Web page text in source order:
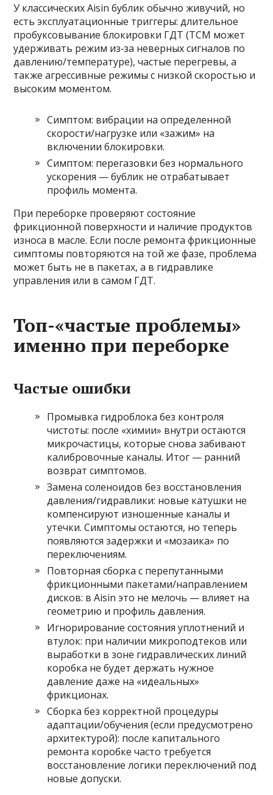
У классических Aisin бублик обычно живучий, но
есть эксплуатационные триггеры: длительное
пробуксовывание блокировки ГДТ (ТСМ может
удерживать режим из‑за неверных сигналов по
давлению/температуре), частые перегревы, а
также агрессивные режимы с низкой скоростью и
высоким моментом.
Симптом: вибрации на определенной
скорости/нагрузке или «зажим» на
включении блокировки.
Симптом: перегазовки без нормального
ускорения — бублик не отрабатывает
профиль момента.
При переборке проверяют состояние
фрикционной поверхности и наличие продуктов
износа в масле. Если после ремонта фрикционные
симптомы повторяются на той же фазе, проблема
может быть не в пакетах, а в гидравлике
управления или в самом ГДТ.
Топ-«частые проблемы»
именно при переборке
Частые ошибки
Промывка гидроблока без контроля
чистоты: после «химии» внутри остаются
микрочастицы, которые снова забивают
калибровочные каналы. Итог — ранний
возврат симптомов.
Замена соленоидов без восстановления
давления/гидравлики: новые катушки не
компенсируют изношенные каналы и
утечки. Симптомы остаются, но теперь
появляются задержки и «мозаика» по
переключениям.
Повторная сборка с перепутанными
фрикционными пакетами/направлением
дисков: в Aisin это не мелочь — влияет на
геометрию и профиль давления.
Игнорирование состояния уплотнений и
втулок: при наличии микроподтеков или
выработки в зоне гидравлических линий
коробка не будет держать нужное
давление даже на «идеальных»
фрикционах.
Сборка без корректной процедуры
адаптации/обучения (если предусмотрено
архитектурой): после капитального
ремонта коробке часто требуется
восстановление логики переключений под
новые допуски.